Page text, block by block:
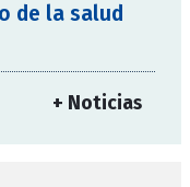
de la salud
+ Noticias